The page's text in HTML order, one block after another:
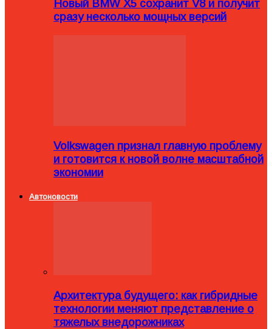
Новый BMW X5 сохранит V8 и получит
сразу несколько мощных версий
Volkswagen признал главную проблему
и готовится к новой волне масштабной
экономии
Автоновости
Архитектура будущего: как гибридные
технологии меняют представление о
тяжелых внедорожниках